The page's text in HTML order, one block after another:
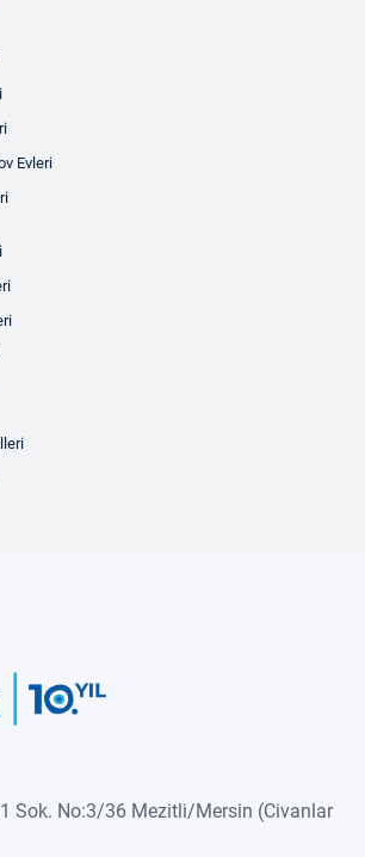
Evleri
Sok. No:3/36 Mezitli/Mersin (Civanlar